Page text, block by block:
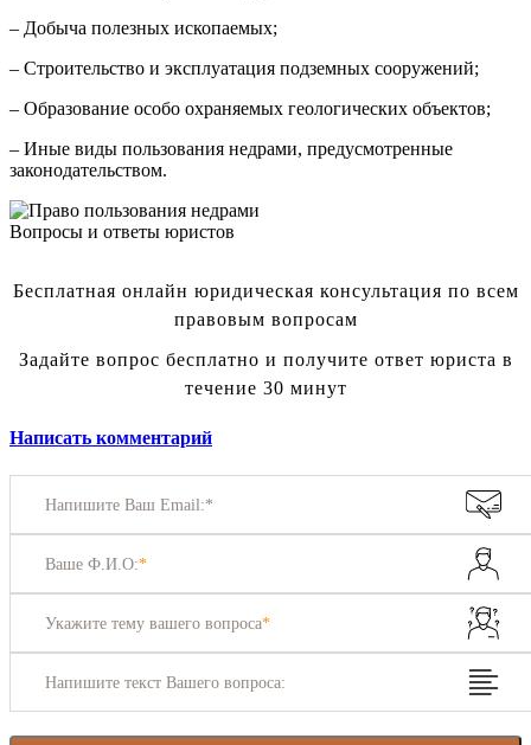
– Добыча полезных ископаемых;
– Строительство и эксплуатация подземных сооружений;
– Образование особо охраняемых геологических объектов;
– Иные виды пользования недрами, предусмотренные
законодательством.
Вопросы и ответы юристов
Бесплатная онлайн юридическая консультация по всем
правовым вопросам
Задайте вопрос бесплатно и получите ответ юриста в
течение 30 минут
Написать комментарий
Напишите Ваш Email:*
Ваше Ф.И.О:*
Укажите тему вашего вопроса*
Напишите текст Вашего вопроса: